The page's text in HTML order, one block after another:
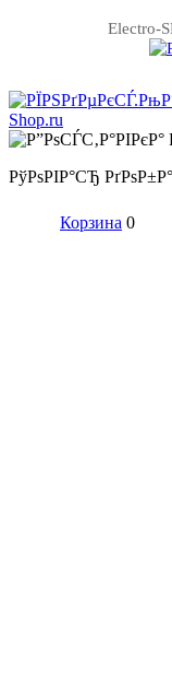
Electro-
РўРѕРІР°СЂ
Корзина 0